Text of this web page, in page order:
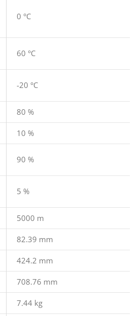
0 °C
60 °C
-20 °C
80 %
10 %
90 %
5 %
5000 m
82.39 mm
424.2 mm
708.76 mm
7.44 kg